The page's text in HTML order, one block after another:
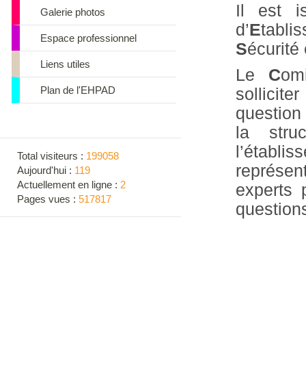
Galerie photos
Espace professionnel
Liens utiles
Plan de l'EHPAD
Total visiteurs : 199058
Aujourd'hui : 119
Actuellement en ligne : 2
Pages vues : 517817
Il est
d’E
S
Le C
solliciter
la
experts